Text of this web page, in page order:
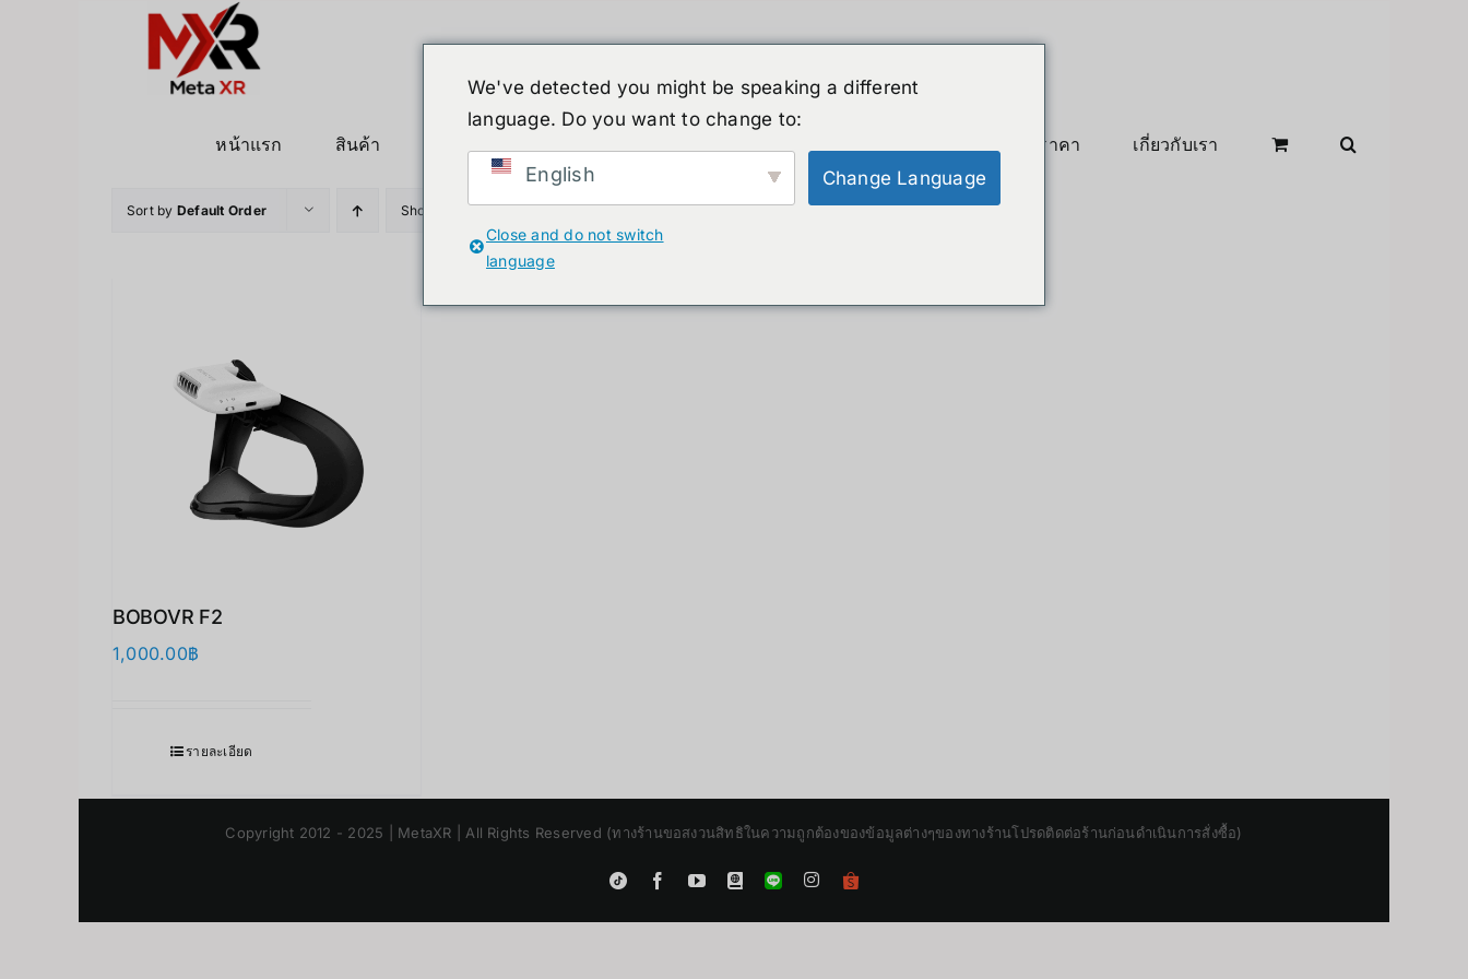
หน้าแรก
สินค้า สินค้าลดราคา เกี่ยวกับเรา
Sort by Default Order Show 12 Products
BOBOVR F2
1,000.00฿
รายละเอียด
Copyright 2012 - 2025 | MetaXR | All Rights Reserved (ทางร้านขอสงวนสิทธิในความถูกต้องของข้อมูลต่างๆของทางร้านโปรดติดต่อร้านก่อนดำเนินการสั่งซื้อ)
Tiktok FacebookYouTube
Blogger
LINE
Instagram
Shopee
We've detected you might be speaking a different
language. Do you want to change to:
English Change Language
Close and do not switch
language